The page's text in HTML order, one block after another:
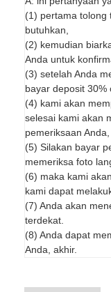
(1) pertama tolong
butuhkan,
(2) kemudian
Anda untuk
(3) setelah Anda
bayar deposit 30%
(4) kami akan
selesai kami akan
pemeriksaan Anda,
(5) Silakan bayar
memeriksa foto
(6) maka kami
kami dapat
(7) Anda akan
terdekat.
(8) Anda dapat
Anda, akhir.